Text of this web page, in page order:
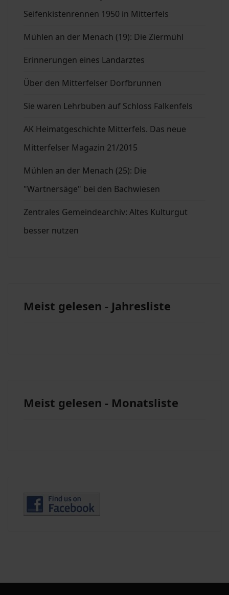
Seifenkistenrennen 1950 in Mitterfels
Mühlen an der Menach (19): Die Ziermühl
Erinnerungen eines Landarztes
Über den Mitterfelser Dorfbrunnen
Sie waren Lehrbuben auf Schloss Falkenfels
AK Heimatgeschichte Mitterfels. Das neue
Mitterfelser Magazin 21/2015
Mühlen an der Menach (25): Die
"Wartnersäge" bei den Bachwiesen
Zentrales Gemeindearchiv: Altes Kulturgut
besser nutzen
Meist gelesen - Jahresliste
Meist gelesen - Monatsliste